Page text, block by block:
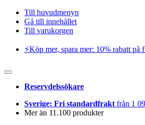
Till huvudmenyn
Gå till innehållet
Till varukorgen
⚡️Köp mer, spara mer: 10% rabatt
Reservdelssökare
Sverige: Fri standardfrakt från 1
Mer än 11.100 produkter